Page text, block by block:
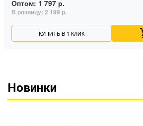
Оптом: 1 797 р.
В розницу: 2 199 р.
КУПИТЬ В 1 КЛИК
Новинки